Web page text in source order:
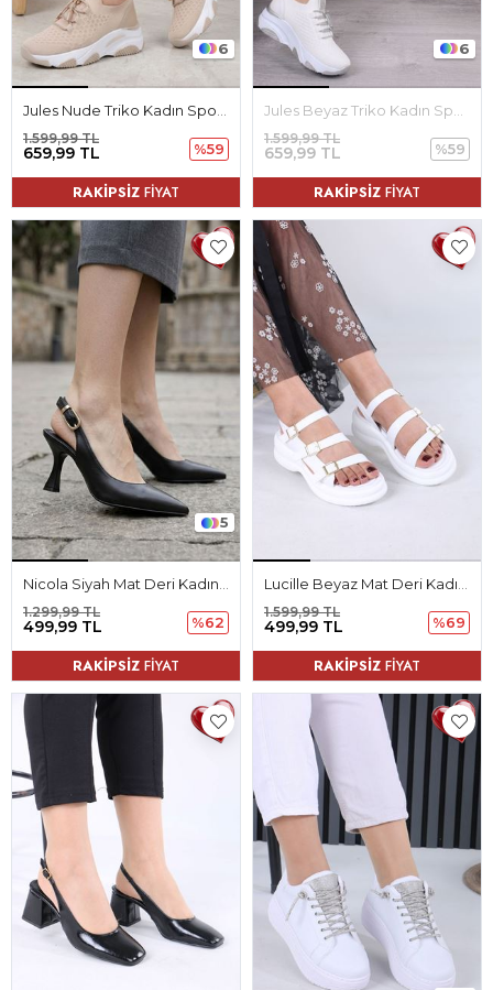
6
659,99 TL
1.599,99 TL
%59
RAKİPSİZ FİYAT
6
659,99 TL
1.599,99 TL
%59
RAKİPSİZ FİYAT
5
499,99 TL
1.299,99 TL
%62
RAKİPSİZ FİYAT
499,99 TL
1.599,99 TL
%69
RAKİPSİZ FİYAT